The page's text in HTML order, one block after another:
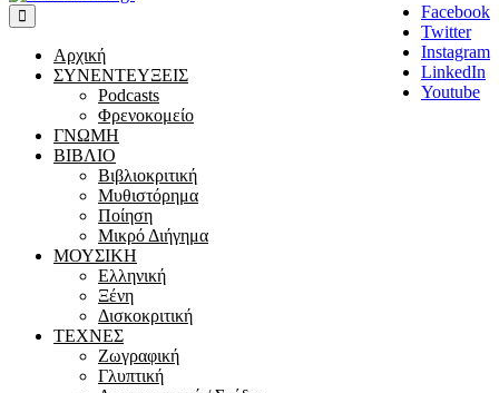
Facebook
Twitter
Instagram
LinkedIn
Youtube
Αρχική
ΣΥΝΕΝΤΕΥΞΕΙΣ
Podcasts
Φρενοκομείο
ΓΝΩΜΗ
ΒΙΒΛΙΟ
Βιβλιοκριτική
Μυθιστόρημα
Ποίηση
Μικρό Διήγημα
ΜΟΥΣΙΚΗ
Ελληνική
Ξένη
Δισκοκριτική
ΤΕΧΝΕΣ
Ζωγραφική
Γλυπτική